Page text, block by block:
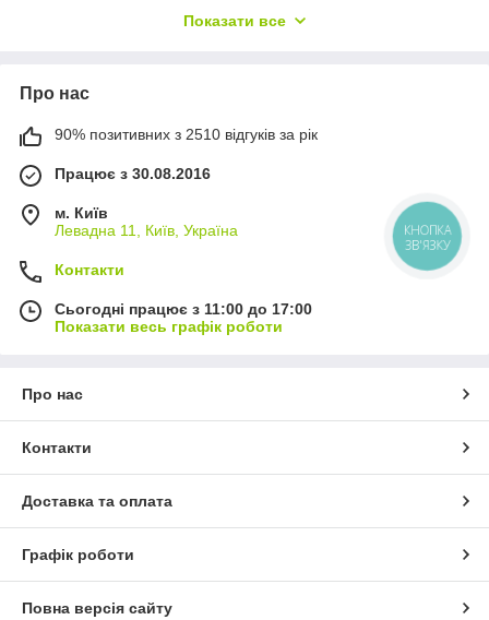
Висока якість зображення
Сумісність із різними джерелами– від смартфона
Ідеальні для вечорів із друзями
переглядів та ігор.
Показати все
Про нас
90% позитивних з 2510 відгуків за рік
Працює з 30.08.2016
м. Київ
Левадна 11, Київ, Україна
Контакти
Сьогодні працює з 11:00 до 17:00
Показати весь графік роботи
Про нас
Контакти
Доставка та оплата
Графік роботи
Повна версія сайту
КНОПКА
ЗВ'ЯЗКУ